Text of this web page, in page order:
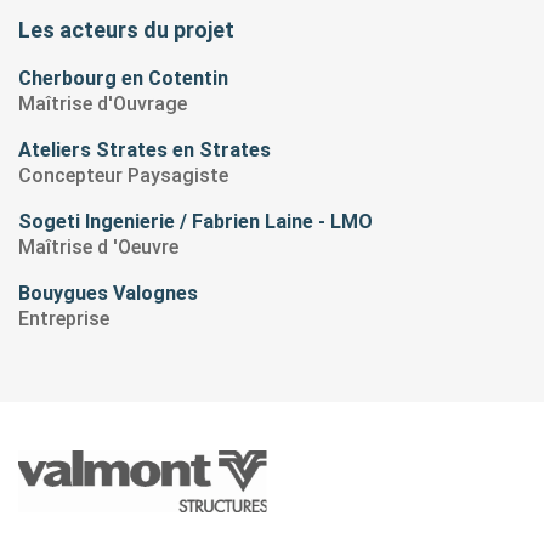
Les acteurs du projet
Cherbourg en Cotentin
Maîtrise d'Ouvrage
Ateliers Strates en Strates
Concepteur Paysagiste
Sogeti Ingenierie / Fabrien Laine - LMO
Maîtrise d 'Oeuvre
Bouygues Valognes
Entreprise